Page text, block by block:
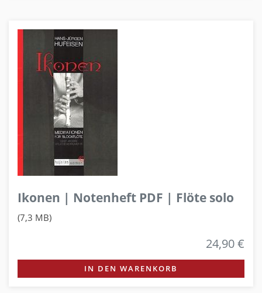
Ikonen | Notenheft PDF | Flöte solo
(7,3 MB)
24,90 €
IN DEN WARENKORB